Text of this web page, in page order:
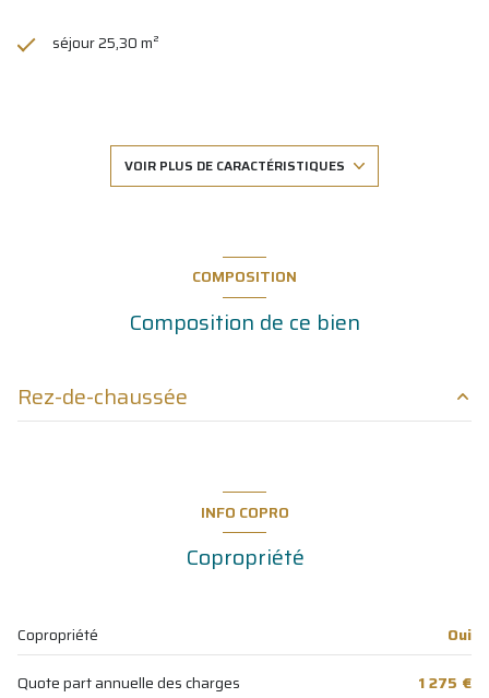
séjour 25,30 m²
1 salle(s) de bain
cuisine américaine (équipée)
Chauffage individuel : radiateur (fioul)
balcon
VOIR PLUS DE CARACTÉRISTIQUES
COMPOSITION
Composition de ce bien
Rez-de-chaussée
chambre
14.30 m²
INFO COPRO
Copropriété
Copropriété
Oui
Quote part annuelle des charges
1 275 €